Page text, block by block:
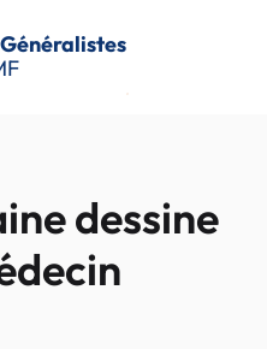
dessine